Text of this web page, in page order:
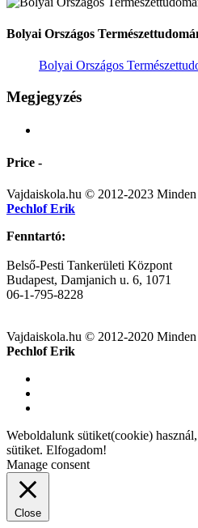
Bolyai Országos
Bolyai Országos
Megjegyzés
Price -
Pechlof Erik
Fenntartó:
Belső-Pesti Tankerületi Központ
Budapest, Damjanich u. 6, 1071
06-1-795-8228
Pechlof Erik
Weboldalunk sütiket(cookie)
sütiket. Elfogadom!
Manage consent
Close